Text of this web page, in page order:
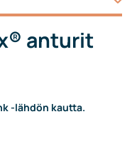
anturit
-lähdön kautta.